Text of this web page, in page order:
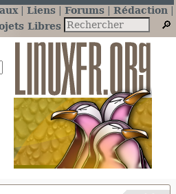
Liens Forums
Rédaction
Libres